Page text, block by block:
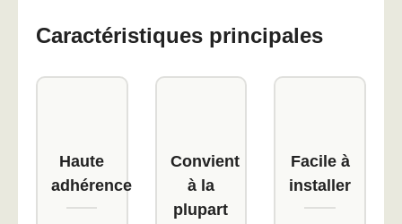
Caractéristiques principales
Haute
adhérence
Convient
à la
plupart
Facile à
installer